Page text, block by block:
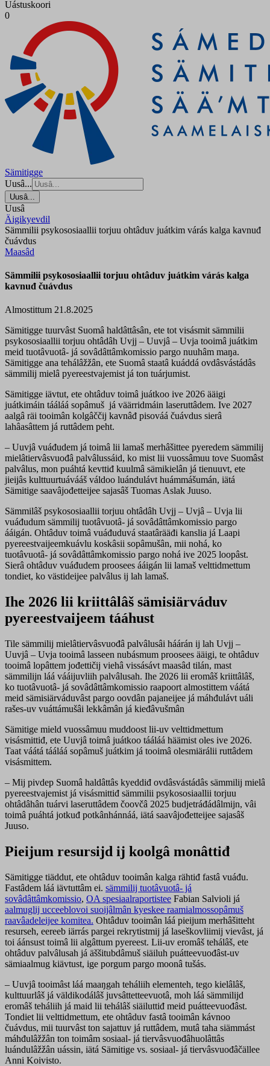
Uástuskoori
0
Sämitigge
Uusâ...
Uusâ...
Uusâ
Äigikyevdil
Sämmilii psykososiaallii torjuu ohtâduv juátkim várás kalga kavnuđ
čuávdus
Maasâd
Sämmilii psykososiaallii torjuu ohtâduv juátkim várás kalga
kavnuđ čuávdus
Almostittum 21.8.2025
Sämitigge tuurvâst Suomâ haldâttâsân, ete tot visásmit sämmilii
psykososiaallii torjuu ohtâdâh Uvjj – Uuvjâ – Uvja tooimâ juátkim
meid tuotâvuotâ- já sovâdâttâmkomissio pargo nuuhâm maŋa.
Sämitigge ana tehálâžžân, ete Suomâ staatâ kuáddá ovdâsvástádâs
sämmilij mielâ pyereestvajemist já ton tuárjumist.
Sämitigge iävtut, ete ohtâduv toimâ juátkoo ive 2026 ääigi
juátkimáin tááláá sopâmuš já väärridmáin laseruttâdem. Ive 2027
aalgâ räi tooimân kolgâččij kavnâđ pisováá čuávdus sierâ
lahâasâttem já ruttâdem peht.
– Uuvjâ vuáđudem já toimâ lii lamaš merhâšittee pyeredem sämmilij
mielâtiervâsvuođâ palvâlussáid, ko mist lii vuossâmuu tove Suomâst
palvâlus, mon puáhtá kevttiđ kuulmâ sämikielân já tienuuvt, ete
jieijâs kulttuurtuávááš váldoo luándulávt huámmášumán, iätá
Sämitige saavâjođetteijee sajasâš Tuomas Aslak Juuso.
Sämmilâš psykososiaallii torjuu ohtâdâh Uvjj – Uvjâ – Uvja lii
vuáđudum sämmilij tuotâvuotâ- já sovâdâttâmkomissio pargo
ááigán. Ohtâduv toimâ vuáđuduvá staatârääđi kanslia já Laapi
pyereestvaijeemkuávlu koskâsii sopâmušân, mii nohá, ko
tuotâvuotâ- já sovâdâttâmkomissio pargo nohá ive 2025 loopâst.
Sierâ ohtâduv vuáđudem proosees ááigán lii lamaš velttidmettum
tondiet, ko västideijee palvâlus ij lah lamaš.
Ihe 2026 lii kriittâlâš sämisiärváduv
pyereestvaijeem tááhust
Tile sämmilij mielâtiervâsvuođâ palvâlusâi háárán ij lah Uvjj –
Uuvjâ – Uvja tooimâ lasseen nubásmum proosees ääigi, te ohtâduv
tooimâ lopâttem jođettičij viehâ vissásávt maasâd tilán, mast
sämmilijn láá vááijuvliih palvâlusah. Ihe 2026 lii eromâš kriittâlâš,
ko tuotâvuotâ- já sovâdâttâmkomissio raapoort almostittem váátá
meid sämisiärváduvâst pargo oovdân pajaneijee já máhđulávt uáli
rašes-uv vuáttámušâi lekkâmân já kieđâvušmân
Sämitige mield vuossâmuu muddoost lii-uv velttidmettum
visásmittiđ, ete Uuvjâ toimâ juátkoo tááláá häämist oles ive 2026.
Taat váátá tááláá sopâmuš juátkim já tooimâ olesmiärálii ruttâdem
visásmittem.
– Mij pivdep Suomâ haldâttâs kyeddiđ ovdâsvástádâs sämmilij mielâ
pyereestvajemist já visásmittiđ sämmilii psykososiaallii torjuu
ohtâdâhân tuárvi laseruttâdem čoovčâ 2025 budjetráđádâlmijn, vâi
toimâ puáhtá jotkuđ potkânhánnáá, iätá saavâjođetteijee sajasâš
Juuso.
Pieijum resursijd ij koolgâ monâttiđ
Sämitigge tiäddut, ete ohtâduv tooimân kalga rähtiđ fastâ vuáđu.
Fastâdem láá iävtuttâm ei. sämmilij tuotâvuotâ- já
sovâdâttâmkomissio, OA spesiaalraportistee Fabian Salvioli já
aalmuglij ucceeblovoi suoijâlmân kyeskee raamialmossopâmuš
raavâadeleijee komitea. Ohtâduv tooimân láá pieijum merhâšitteht
resurseh, eereeb iärrás pargei rekrytistmij já laseškovliimij vievâst, já
toi áánsust toimâ lii algâttum pyereest. Lii-uv eromâš tehálâš, ete
ohtâduv palvâlusah já äššitubdâmuš siäiluh puátteevuođâst-uv
sämiaalmug kiävtust, ige porgum pargo moonâ tušás.
– Uuvjâ tooimâst láá maaŋgah teháliih elementeh, tego kielâlâš,
kulttuurlâš já väldikodálâš juvsâttetteevuotâ, moh láá sämmilijd
eromâš teháliih já maid lii tehálâš siäiluttiđ meid puátteevuođâst.
Tondiet lii velttidmettum, ete ohtâduv fastâ tooimân kávnoo
čuávdus, mii tuurvâst ton sajattuv já ruttâdem, mutâ taha siämmást
máhđulâžžân ton toimâm sosiaal- já tiervâsvuođâhuolâttâs
luándulâžžân uássin, iätá Sämitige vs. sosiaal- já tiervâsvuođâčällee
Anni Koivisto.